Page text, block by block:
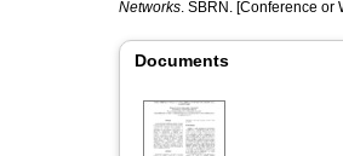
Networks. SBRN. [Conference or
Documents